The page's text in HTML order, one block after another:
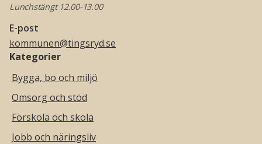
Lunchstängt 12.00-13.00
E-post
kommunen@tingsryd.se
Kategorier
Bygga, bo och miljö
Omsorg och stöd
Förskola och skola
Jobb och näringsliv